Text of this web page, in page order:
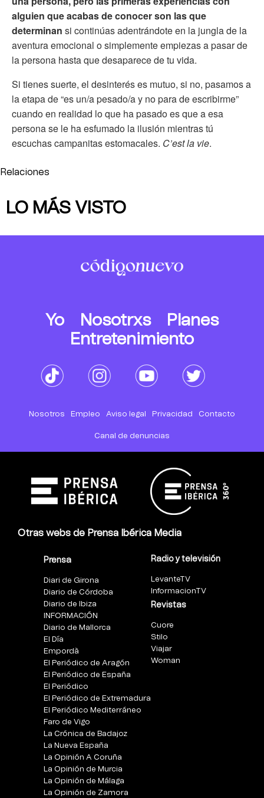
alguien que acabas de conocer son las que
determinan si continúas adentrándote en la jungla de la
aventura emocional o simplemente empiezas a pasar de
la persona hasta que desaparece de tu vida.
Si tienes suerte, el desinterés es mutuo, si no, pasamos a
la etapa de “es un/a pesado/a y no para de escribirme”
cuando en realidad lo que ha pasado es que a esa
persona se le ha esfumado la ilusión mientras tú
escuchas campanitas estomacales. C’est la vie.
Relaciones
LO MÁS VISTO
Yo Nosotrxs
Planes
Entretenimiento
Nosotros Empleo Aviso legal Privacidad Contacto
Canal de denuncias
Otras webs de Prensa Ibérica Media
Prensa
Diari de Girona
Diario de Córdoba
Diario de Ibiza
INFORMACIÓN
Diario de Mallorca
El Día
Empordà
El Periódico de Aragón
El Periódico de España
El Periódico
El Periódico de Extremadura
El Periódico Mediterráneo
Faro de Vigo
La Crónica de Badajoz
La Nueva España
La Opinión A Coruña
La Opinión de Murcia
La Opinión de Málaga
La Opinión de Zamora
Radio y televisión
LevanteTV
InformacionTV
Revistas
Cuore
Stilo
Viajar
Woman